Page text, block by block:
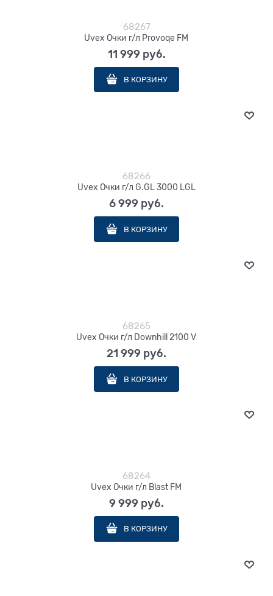
68267
Uvex Очки г/л Provoqe FM
11 999 руб.
В КОРЗИНУ
68266
Uvex Очки г/л G.GL 3000 LGL
6 999 руб.
В КОРЗИНУ
68265
Uvex Очки г/л Downhill 2100 V
21 999 руб.
В КОРЗИНУ
68264
Uvex Очки г/л Blast FM
9 999 руб.
В КОРЗИНУ